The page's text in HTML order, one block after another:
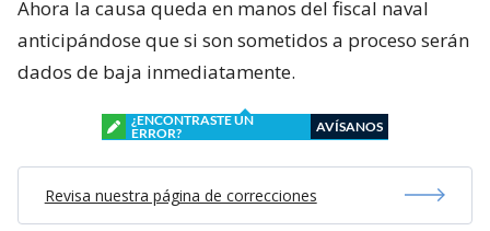
Ahora la causa queda en manos del fiscal naval
anticipándose que si son sometidos a proceso serán
dados de baja inmediatamente.
¿ENCONTRASTE UN
ERROR?
AVÍSANOS
Revisa nuestra página de correcciones